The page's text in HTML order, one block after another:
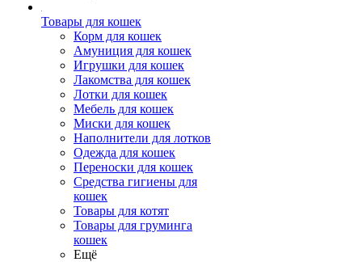
Товары для кошек
Корм для кошек
Амуниция для кошек
Игрушки для кошек
Лакомства для кошек
Лотки для кошек
Мебель для кошек
Миски для кошек
Наполнители для лотков
Одежда для кошек
Переноски для кошек
Средства гигиены для
кошек
Товары для котят
Товары для груминга
кошек
Ещё